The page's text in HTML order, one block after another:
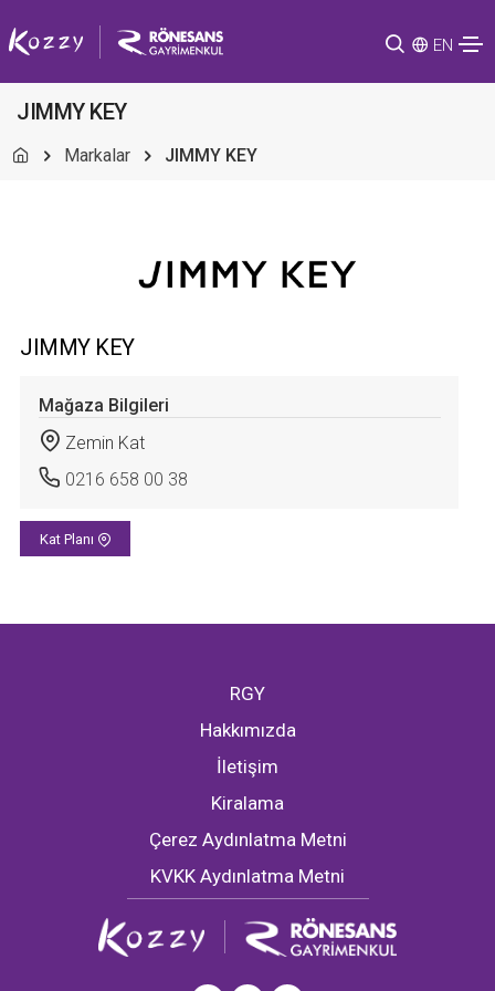
EN
JIMMY KEY
Markalar JIMMY KEY
JIMMY KEY
Mağaza Bilgileri
Zemin Kat
0216 658 00 38
Kat Planı
RGY
Hakkımızda
İletişim
Kiralama
Çerez Aydınlatma Metni
KVKK Aydınlatma Metni